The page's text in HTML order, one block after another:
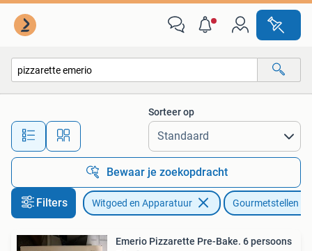
Alle afstanden…
Sorteer op
Bewaar je zoekopdracht
Filters Witgoed en Apparatuur Gourmetstellen
Emerio Pizzarette Pre-Bake. 6 persoons